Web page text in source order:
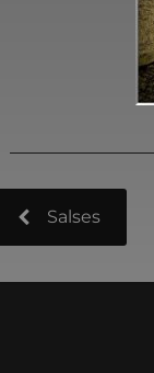
Salses